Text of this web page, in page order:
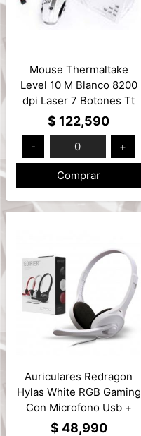
Mouse Thermaltake
Level 10 M Blanco 8200
dpi Laser 7 Botones Tt
esports
$ 122,590
- 0 +
Comprar
Auriculares Redragon
Hylas White RGB Gaming
Con Microfono Usb +
3.5mm x2 Mod: H260W-
$ 48,990